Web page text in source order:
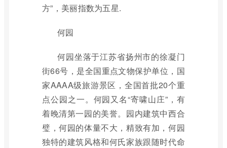
方”，美丽指数为五星.
何园
何园坐落于江苏省扬州市的徐凝门
街66号，是全国重点文物保护单位，国
家AAAA级旅游景区，全国首批20个重
点公园之一。何园又名“寄啸山庄”，有
着晚清第一园的美誉。园内建筑中西合
璧，何园的体量不大，精致有加，何园
独特的建筑风格和何氏家族跟随时代命